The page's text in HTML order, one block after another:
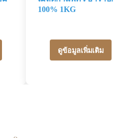
100% 1KG
ดูข้อมูลเพิ่มเติม